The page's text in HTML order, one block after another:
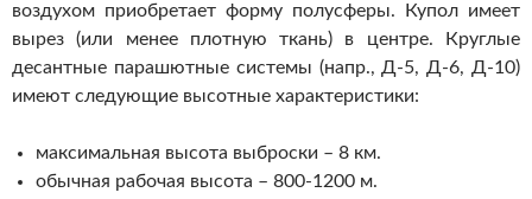
воздухом приобретает форму полусферы. Купол имеет
вырез (или менее плотную ткань) в центре. Круглые
десантные парашютные системы (напр., Д-5, Д-6, Д-10)
имеют следующие высотные характеристики:
максимальная высота выброски – 8 км.
обычная рабочая высота – 800-1200 м.